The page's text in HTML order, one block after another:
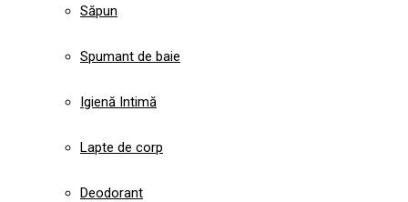
Săpun
Spumant de baie
Igienă Intimă
Lapte de corp
Deodorant